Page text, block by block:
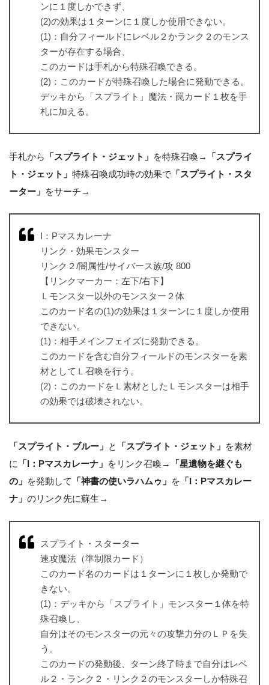
ンに１度しかできず、
(2)の効果は１ターンに１度しか使用できない。
(1)：自分フィールドにレベル２かランク２のモンス
ターが存在する場合、
このカードは手札から特殊召喚できる。
(2)：このカードが特殊召喚した場合に発動できる。
デッキから「スプライト」魔法・罠カード１枚を手
札に加える。
手札から 「スプライト・ジェット」 を特殊召喚→
「スプライ
ト・ジェット」 特殊召喚成功時の効果で 「スプライト・スタ
ーター」 をサーチ→
I：Pマスカレーナ
リンク・効果モンスター
リンク２/闇属性/サイバース族/攻 800
【リンクマーカー：左下/右下】
Ｌモンスター以外のモンスター２体
このカード名の(1)の効果は１ターンに１度しか使用
できない。
(1)：相手メインフェイズに発動できる。
このカードを含む自分フィールドのモンスターを素
材としてＬ召喚を行う。
(2)：このカードをＬ素材としたＬモンスターは相手
の効果では破壊されない。
「スプライト・ブルー」 と 「スプライト・ジェット」 を素材
に
「I：Pマスカレーナ」 をリンク召喚→
「星遺物を継ぐも
の」 を発動して 「神書の使いラハムゥ」 を 「I：Pマスカレー
ナ」 のリンク先に蘇生→
スプライト・スターター
速攻魔法（準制限カード）
このカード名のカードは１ターンに１枚しか発動で
きない。
(1)：デッキから「スプライト」モンスター１体を特
殊召喚し、
自分はそのモンスターの元々の攻撃力分のＬＰを失
う。
このカードの発動後、ターン終了時まで自分はレベ
ル２・ランク２・リンク２のモンスターしか特殊召